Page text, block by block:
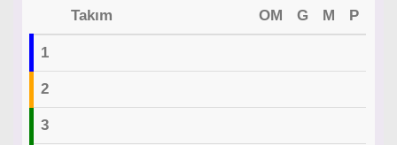
Takım OM G M P
1
2
3